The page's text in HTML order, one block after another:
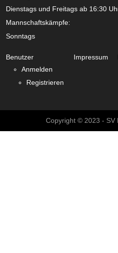
Dienstags und Freitags ab 16:30
Mannschaftskämpfe:
Sonntags
Benutzer
Anmelden
Registrieren
Impressum
Copyright © 2023 - SV